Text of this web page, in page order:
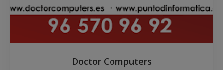
Doctor Computers